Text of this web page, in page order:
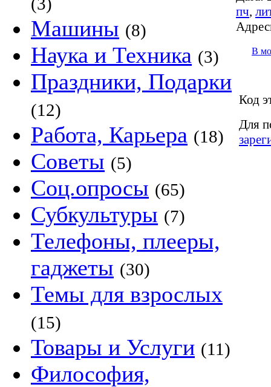
Машины (8)
Наука и Техника (3)
Праздники, Подарки
(12)
Работа, Карьера (18)
Советы (5)
Соц.опросы (65)
Субкультуры (7)
Телефоны, плееры,
гаджеты (30)
Темы для взрослых
(15)
Товары и Услуги (11)
Философия,
пч,
В
Код
Для